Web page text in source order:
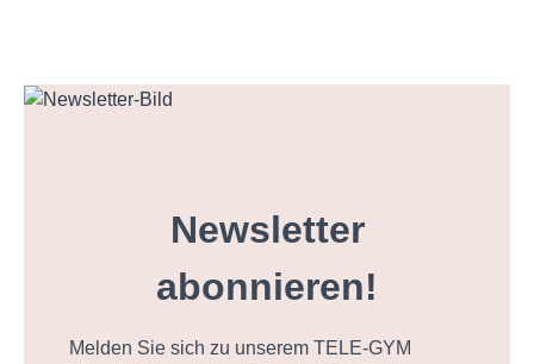
Newsletter
abonnieren!
Melden Sie sich zu unserem TELE-GYM